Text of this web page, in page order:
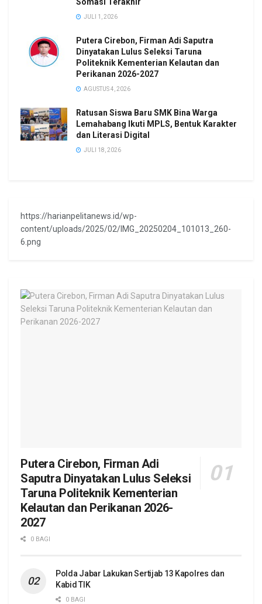
JULI 1, 2026
Putera Cirebon, Firman Adi Saputra
Dinyatakan Lulus Seleksi Taruna
Politeknik Kementerian Kelautan dan
Perikanan 2026-2027
AGUSTUS 4, 2026
Ratusan Siswa Baru SMK Bina Warga
Lemahabang Ikuti MPLS, Bentuk Karakter
dan Literasi Digital
JULI 18, 2026
https://harianpelitanews.id/wp-
content/uploads/2025/02/IMG_20250204_101013_260-
6.png
Putera Cirebon, Firman Adi
Saputra Dinyatakan Lulus Seleksi
Taruna Politeknik Kementerian
Kelautan dan Perikanan 2026-
2027
0 BAGI
Polda Jabar Lakukan Sertijab 13 Kapolres dan
Kabid TIK
0 BAGI